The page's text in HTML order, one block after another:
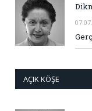
AÇIK KÖŞE